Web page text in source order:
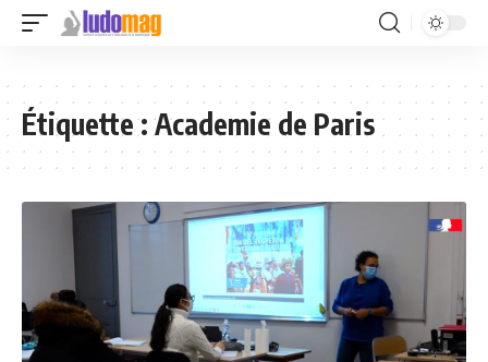
Étiquette :Academie de Paris